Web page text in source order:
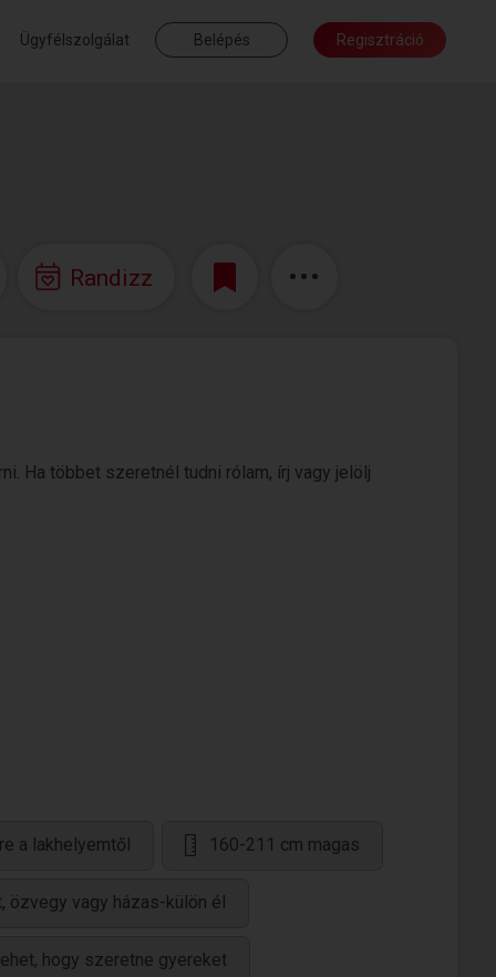
Ügyfélszolgálat Belépés Regisztráció
Randizz
Ha többet szeretnél tudni rólam, írj vagy jelölj
a lakhelyemtől 160-211 cm magas
özvegy vagy házas-külön él
hogy szeretne gyereket